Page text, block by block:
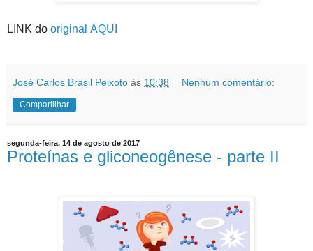
LINK do original AQUI
José Carlos Brasil Peixoto às 10:38 Nenhum comentário:
Compartilhar
segunda-feira, 14 de agosto de 2017
Proteínas e gliconeogênese - parte II